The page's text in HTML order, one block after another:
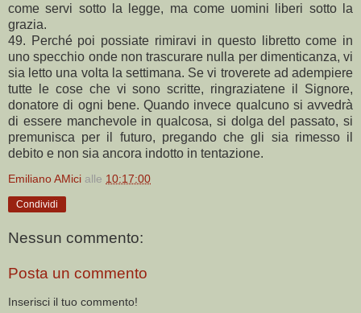
come servi sotto la legge, ma come uomini liberi sotto la
grazia.
49. Perché poi possiate rimiravi in questo libretto come in
uno specchio onde non trascurare nulla per dimenticanza, vi
sia letto una volta la settimana. Se vi troverete ad adempiere
tutte le cose che vi sono scritte, ringraziatene il Signore,
donatore di ogni bene. Quando invece qualcuno si avvedrà
di essere manchevole in qualcosa, si dolga del passato, si
premunisca per il futuro, pregando che gli sia rimesso il
debito e non sia ancora indotto in tentazione.
Emiliano AMici alle 10:17:00
Condividi
Nessun commento:
Posta un commento
Inserisci il tuo commento!